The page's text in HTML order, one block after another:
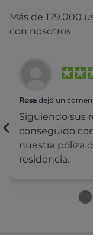
Más de 179.000
con nosotros
Rosa dejó un
Siguiendo sus
conseguido
nuestra póliza
residencia.